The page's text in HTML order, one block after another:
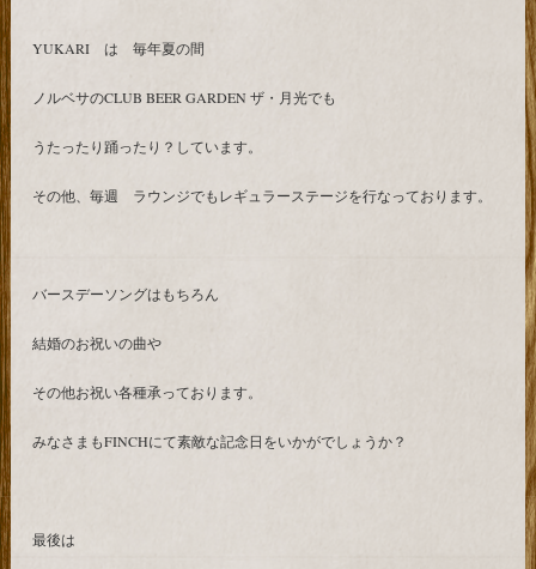
YUKARI は 毎年夏の間
ノルベサのCLUB BEER GARDEN ザ・月光でも
うたったり踊ったり？しています。
その他、毎週 ラウンジでもレギュラーステージを行なっております。
バースデーソングはもちろん
結婚のお祝いの曲や
その他お祝い各種承っております。
みなさまもFINCHにて素敵な記念日をいかがでしょうか？
最後は